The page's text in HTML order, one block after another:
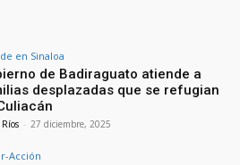
en Sinaloa
de Badiraguato atiende a
desplazadas que se refugian
- 27 diciembre, 2025
Acción